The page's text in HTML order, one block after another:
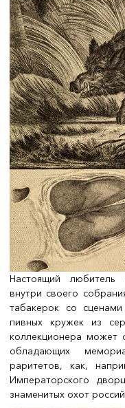
Настоящий любитель
внутри своего
табакерок со
пивных кружек из
коллекционера может
обладающих
раритетов, как,
Императорского
знаменитых охот